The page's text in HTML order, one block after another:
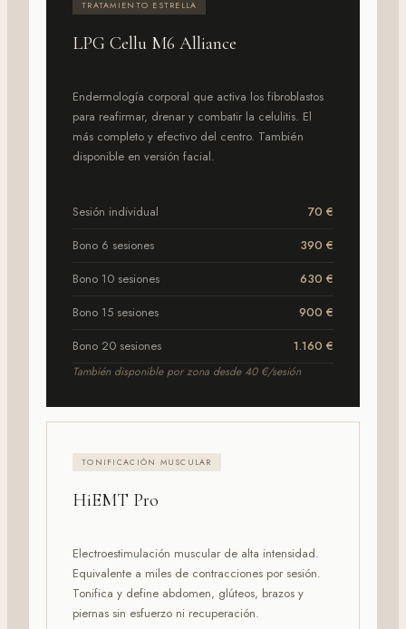
TRATAMIENTO ESTRELLA
LPG Cellu M6 Alliance
Endermología corporal que activa los fibroblastos
para reafirmar, drenar y combatir la celulitis. El
más completo y efectivo del centro. También
disponible en versión facial.
Sesión individual
70 €
Bono 6 sesiones
390 €
Bono 10 sesiones
630 €
Bono 15 sesiones
900 €
Bono 20 sesiones
1.160 €
También disponible por zona desde 40 €/sesión
TONIFICACIÓN MUSCULAR
HiEMT Pro
Electroestimulación muscular de alta intensidad.
Equivalente a miles de contracciones por sesión.
Tonifica y define abdomen, glúteos, brazos y
piernas sin esfuerzo ni recuperación.